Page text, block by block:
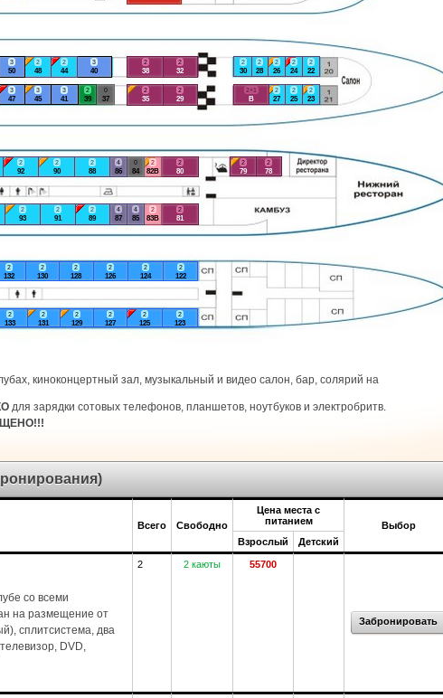
2
122
2
123
2
124
2
125
2
126
2
127
2
128
2
129
2
130
2
131
2
132
2
133
2
22
2
23
2
24
2
25
2
26
2
27
2
28
2
29
2
30
2
32
2
35
0
37
2
38
2
39
3
40
3
41
2
44
3
45
3
47
2
48
3
50
2
78
2
79
2
80
2
81
2
82В
2
83В
0
84
4
85
4
86
4
87
2
88
2
89
2
90
2
91
2
92
2
93
2+1
В
киноконцертный зал, музыкальный и видео салон, бар, солярий на
для зарядки сотовых телефонов, планшетов, ноутбуков и электробритв.
Всего Свободно
Цена места с
питанием
Выбор
Взрослый
Детский
со всеми
на размещение от
сплитсистема, два
DVD,
2 2 каюты 55700
Забронировать